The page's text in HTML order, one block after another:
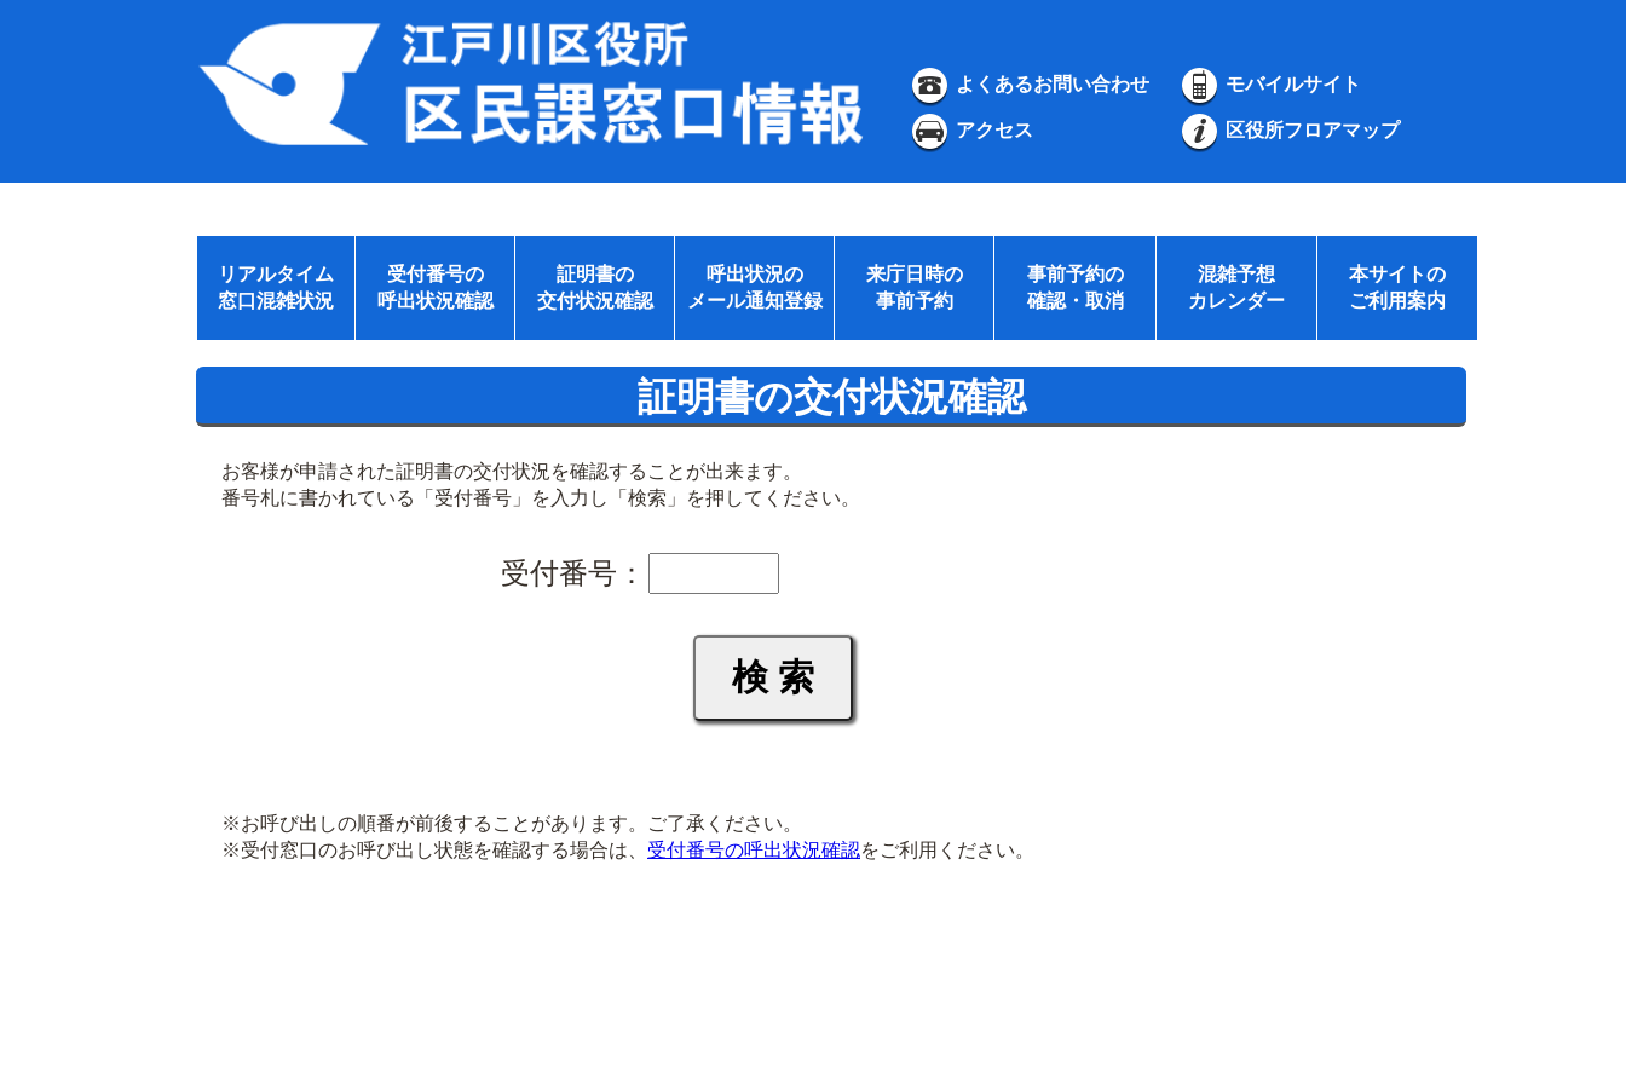
よくあるお問い合わせ モバイルサイト
アクセス 区役所フロアマップ
リアルタイム
窓口混雑状況
受付番号の
呼出状況確認
証明書の
交付状況確認
呼出状況の
メール通知登録
来庁日時の
事前予約
事前予約の
確認・取消
混雑予想
カレンダー
本サイトの
ご利用案内
証明書の交付状況確認
お客様が申請された証明書の交付状況を確認することが出来ます。
番号札に書かれている「受付番号」を入力し「検索」を押してください。
受付番号：
※お呼び出しの順番が前後することがあります。ご了承ください。
※受付窓口のお呼び出し状態を確認する場合は、 受付番号の呼出状況確認をご利用ください。